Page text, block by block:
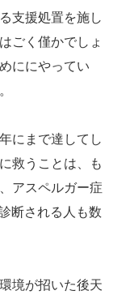
支援処置を施し
ごく僅かでしょ
ににやってい
にまで達してし
救うことは、も
アスペルガー症
断される人も数
境が招いた後天